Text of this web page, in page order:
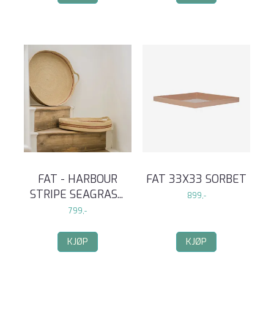
FAT - HARBOUR
STRIPE SEAGRAS...
799,-
KJØP
FAT 33X33 SORBET
899,-
KJØP